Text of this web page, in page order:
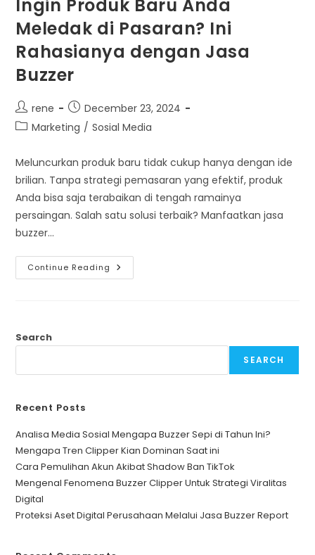
Ingin Produk Baru Anda
Meledak di Pasaran? Ini
Rahasianya dengan Jasa
Buzzer
Post
author:
rene
Post
published:
December 23, 2024
PostMarketing / Sosial Media
Meluncurkan produk baru tidak cukup hanya dengan ide
brilian. Tanpa strategi pemasaran yang efektif, produk
Anda bisa saja terabaikan di tengah ramainya
persaingan. Salah satu solusi terbaik? Manfaatkan jasa
buzzer…
Continue Reading Ingin
Produk
Rahasianya
Buzzer
Search
SEARCH
Recent Posts
Analisa Media Sosial Mengapa Buzzer Sepi di Tahun Ini?
Mengapa Tren Clipper Kian Dominan Saat ini
Cara Pemulihan Akun Akibat Shadow Ban TikTok
Mengenal Fenomena Buzzer Clipper Untuk Strategi Viralitas
Digital
Proteksi Aset Digital Perusahaan Melalui Jasa Buzzer Report